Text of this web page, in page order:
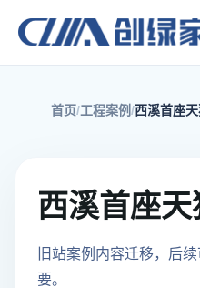
首页 工程案例 西溪首座
西溪首座天
旧站案例内容迁移，后
要。